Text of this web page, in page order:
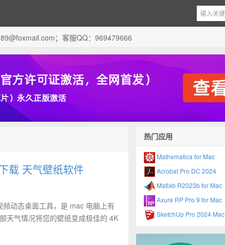
；客服QQ：969479666
载 天气壁纸软件
动态桌面工具，是 mac 电脑上有
天气情况将您的壁纸变成极佳的 4K
热门应用
Mathematica for Mac
Acrobat Pro DC 2024
Matlab R2023b for Mac
Axure RP Pro 9 for Mac
SketchUp Pro 2024 Mac